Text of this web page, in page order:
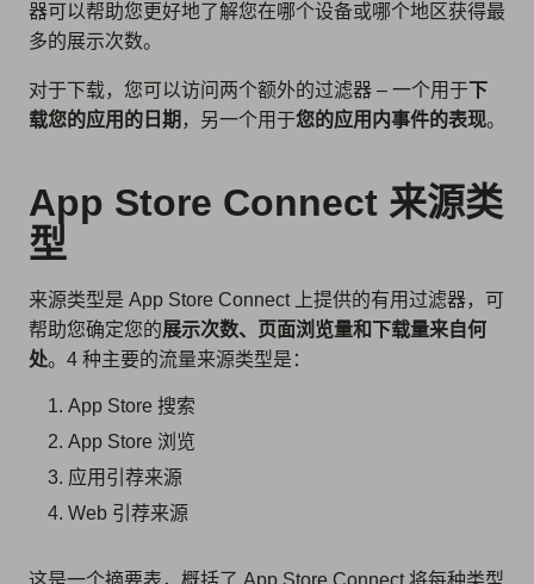
器可以帮助您更好地了解您在哪个设备或哪个地区获得最
多的展示次数。
对于下载，您可以访问两个额外的过滤器 – 一个用于下
载您的应用的日期 ，另一个用于您的应用内事件的表现。
App Store Connect 来源类
型
来源类型是 App Store Connect 上提供的有用过滤器，可
帮助您确定您的展示次数、页面浏览量和下载量来自何
处。4 种主要的流量来源类型是：
App Store 搜索
App Store 浏览
应用引荐来源
Web 引荐来源